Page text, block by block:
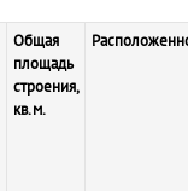
Общая
площадь
строения,
кв.м.